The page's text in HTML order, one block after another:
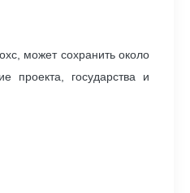
может сохранить около
проекта, государства и